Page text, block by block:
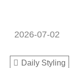
2026-07-02
Daily Styling